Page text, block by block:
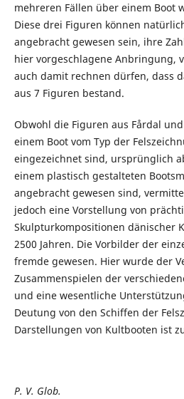
mehreren Fällen über einem Boot
Diese drei Figuren können
angebracht gewesen sein, ihre
hier vorgeschlagene Anbringung,
auch damit rechnen dürfen, dass
aus 7 Figuren bestand.
Obwohl die Figuren aus Fårdal
einem Boot vom Typ der
eingezeichnet sind, ursprünglich
einem plastisch gestalteten
angebracht gewesen sind,
jedoch eine Vorstellung von
Skulpturkompositionen dänischer
2500 Jahren. Die Vorbilder der
fremde gewesen. Hier wurde der
Zusammenspielen der
und eine wesentliche
Deutung von den Schiffen der
Darstellungen von Kultbooten ist
P. V. Glob.